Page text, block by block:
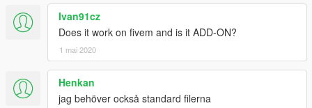
Ivan91cz
Does it work on fivem and is it ADD-ON?
1 mai 2020
Henkan
jag behöver också standard filerna